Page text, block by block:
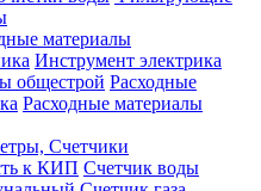
материалы
Инструмент электрика
общестрой Расходные
Расходные материалы
Счетчики
к КИП Счетчик воды